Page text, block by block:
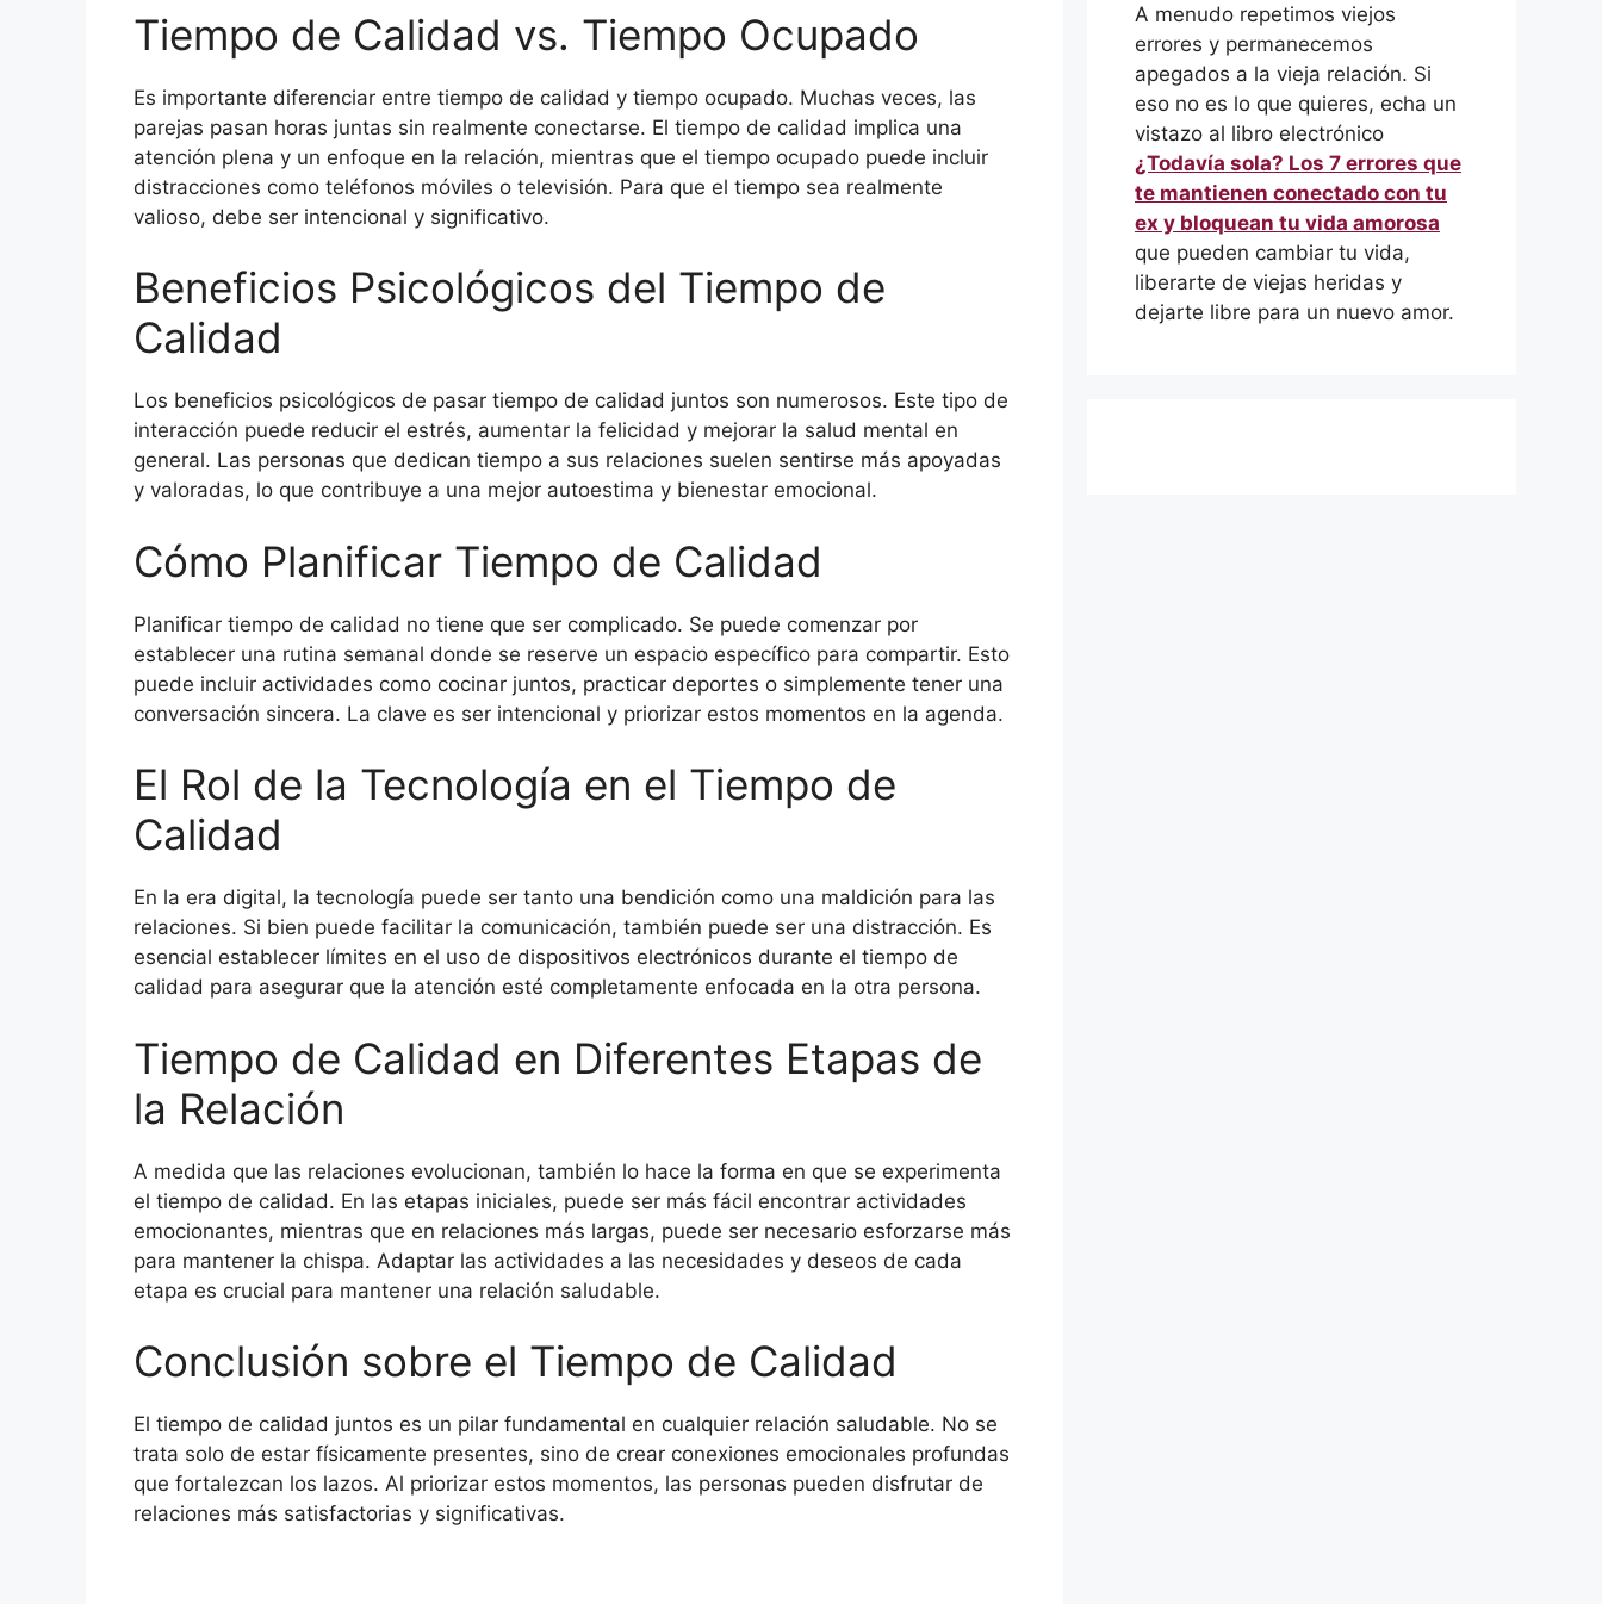
Tiempo de Calidad vs. Tiempo Ocupado
Es importante diferenciar entre tiempo de calidad y tiempo ocupado. Muchas veces, las
parejas pasan horas juntas sin realmente conectarse. El tiempo de calidad implica una
atención plena y un enfoque en la relación, mientras que el tiempo ocupado puede incluir
distracciones como teléfonos móviles o televisión. Para que el tiempo sea realmente
valioso, debe ser intencional y significativo.
Beneficios Psicológicos del Tiempo de
Calidad
Los beneficios psicológicos de pasar tiempo de calidad juntos son numerosos. Este tipo de
interacción puede reducir el estrés, aumentar la felicidad y mejorar la salud mental en
general. Las personas que dedican tiempo a sus relaciones suelen sentirse más apoyadas
y valoradas, lo que contribuye a una mejor autoestima y bienestar emocional.
Cómo Planificar Tiempo de Calidad
Planificar tiempo de calidad no tiene que ser complicado. Se puede comenzar por
establecer una rutina semanal donde se reserve un espacio específico para compartir. Esto
puede incluir actividades como cocinar juntos, practicar deportes o simplemente tener una
conversación sincera. La clave es ser intencional y priorizar estos momentos en la agenda.
El Rol de la Tecnología en el Tiempo de
Calidad
En la era digital, la tecnología puede ser tanto una bendición como una maldición para las
relaciones. Si bien puede facilitar la comunicación, también puede ser una distracción. Es
esencial establecer límites en el uso de dispositivos electrónicos durante el tiempo de
calidad para asegurar que la atención esté completamente enfocada en la otra persona.
Tiempo de Calidad en Diferentes Etapas de
la Relación
A medida que las relaciones evolucionan, también lo hace la forma en que se experimenta
el tiempo de calidad. En las etapas iniciales, puede ser más fácil encontrar actividades
emocionantes, mientras que en relaciones más largas, puede ser necesario esforzarse más
para mantener la chispa. Adaptar las actividades a las necesidades y deseos de cada
etapa es crucial para mantener una relación saludable.
Conclusión sobre el Tiempo de Calidad
El tiempo de calidad juntos es un pilar fundamental en cualquier relación saludable. No se
trata solo de estar físicamente presentes, sino de crear conexiones emocionales profundas
que fortalezcan los lazos. Al priorizar estos momentos, las personas pueden disfrutar de
relaciones más satisfactorias y significativas.
A menudo repetimos viejos
errores y permanecemos
apegados a la vieja relación. Si
eso no es lo que quieres, echa un
vistazo al libro electrónico
¿Todavía sola? Los 7 errores que
te mantienen conectado con tu
ex y bloquean tu vida amorosa
que pueden cambiar tu vida,
liberarte de viejas heridas y
dejarte libre para un nuevo amor.